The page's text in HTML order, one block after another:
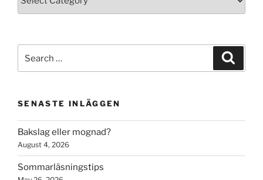
for:
SENASTE INLÄGGEN
Bakslag eller mognad?
August 4, 2026
Sommarläsningstips